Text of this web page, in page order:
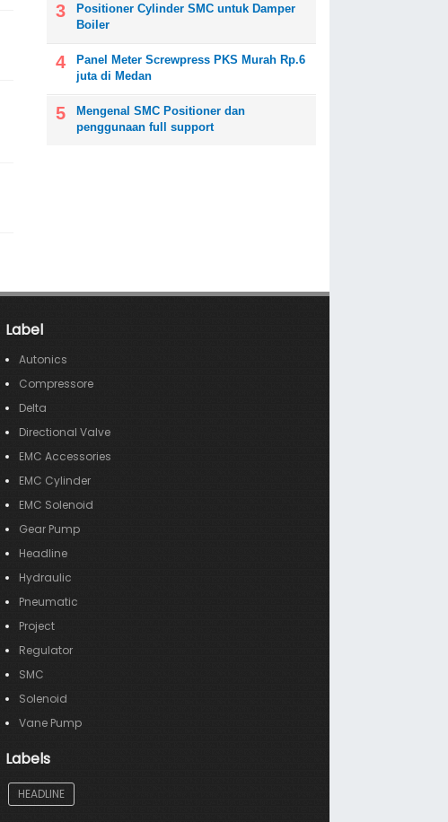
Positioner Cylinder SMC untuk Damper
Boiler
Panel Meter Screwpress PKS Murah Rp.6
juta di Medan
Mengenal SMC Positioner dan
penggunaan full support
Label
Autonics
Compressore
Delta
Directional Valve
EMC Accessories
EMC Cylinder
EMC Solenoid
Gear Pump
Headline
Hydraulic
Pneumatic
Project
Regulator
SMC
Solenoid
Vane Pump
Labels
HEADLINE